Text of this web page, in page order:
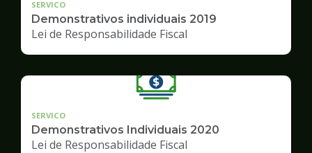
SERVICO
Demonstrativos individuais 2019
Lei de Responsabilidade Fiscal
SERVICO
Demonstrativos Individuais 2020
Lei de Responsabilidade Fiscal